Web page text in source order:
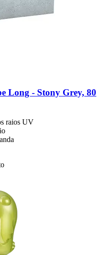
Long -​ Stony Grey, 80
raios UV